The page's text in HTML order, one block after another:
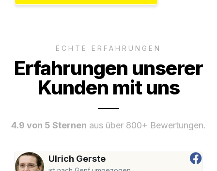
ECHTE ERFAHRUNGEN
Erfahrungen unserer
Kunden mit uns
4.9 von 5 Sternen aus über 800+ Bewertungen.
Ulrich Gerste